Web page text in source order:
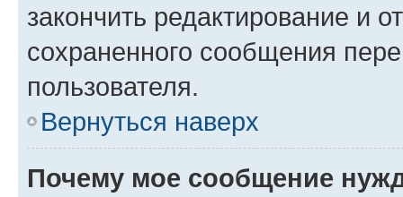
закончить редактирование и
сохраненного сообщения
пользователя.
Вернуться наверх
Почему мое сообщение